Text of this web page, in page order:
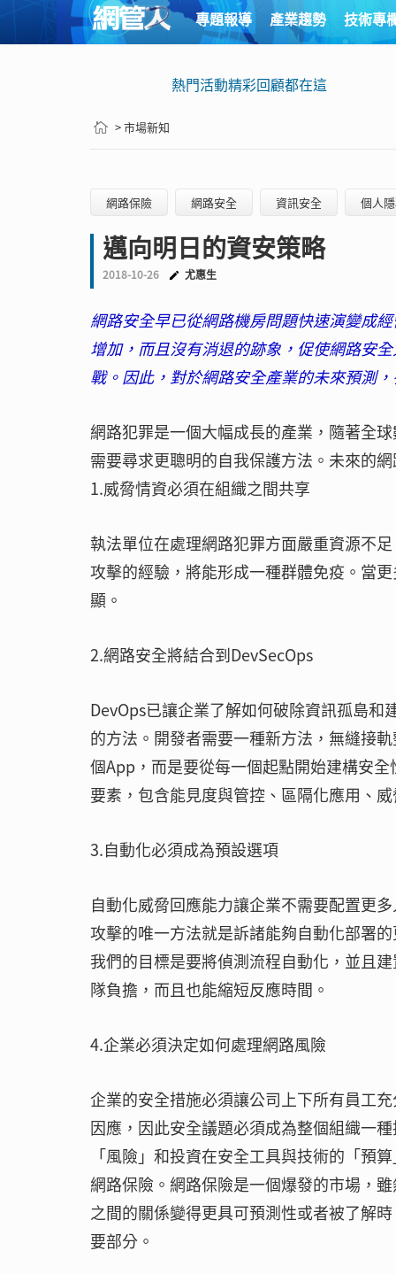
專題報導 產業趨勢 技術專
熱門活動精彩回顧都在這
> 市場新知
網路保險 網路安全 資訊安全 個人
邁向明日的資安策略
2018-10-26 尤惠生
網路安全早已從網路機房問題快速演變成
增加，而且沒有消退的跡象，促使網路安
戰。因此，對於網路安全產業的未來預測
網路犯罪是一個大幅成長的產業，隨著全
需要尋求更聰明的自我保護方法。未來的
1.威脅情資必須在組織之間共享
執法單位在處理網路犯罪方面嚴重資源不
攻擊的經驗，將能形成一種群體免疫。當
顯。
2.網路安全將結合到DevSecOps
DevOps已讓企業了解如何破除資訊孤島
的方法。開發者需要一種新方法，無縫接
個App，而是要從每一個起點開始建構安
要素，包含能見度與管控、區隔化應用、
3.自動化必須成為預設選項
自動化威脅回應能力讓企業不需要配置更
攻擊的唯一方法就是訴諸能夠自動化部署
我們的目標是要將偵測流程自動化，並且
隊負擔，而且也能縮短反應時間。
4.企業必須決定如何處理網路風險
企業的安全措施必須讓公司上下所有員工
因應，因此安全議題必須成為整個組織一
「風險」和投資在安全工具與技術的「預
網路保險。網路保險是一個爆發的市場，
之間的關係變得更具可預測性或者被了解
要部分。